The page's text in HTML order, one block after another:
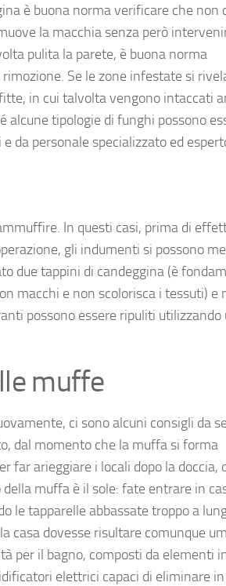
è buona norma verificare che non
la macchia senza però
pulita la parete, è buona norma
Se le zone infestate si
in cui talvolta vengono intaccati
alcune tipologie di funghi possono
da personale specializzato ed
In questi casi, prima di
gli indumenti si possono
due tappini di candeggina (è
macchi e non scolorisca i tessuti) e
possono essere ripuliti utilizzando
muffe
ci sono alcuni consigli da
dal momento che la muffa si forma
far arieggiare i locali dopo la doccia,
muffa è il sole: fate entrare in
le tapparelle abbassate troppo a
dovesse risultare comunque
per il bagno, composti da elementi
elettrici capaci di eliminare